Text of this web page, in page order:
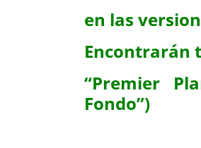
en las
Encontrarán
“Premier
Fondo”)